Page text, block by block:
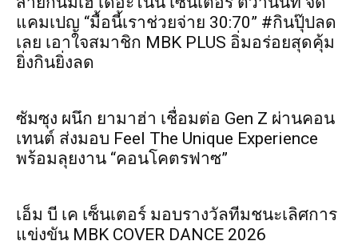
แคมเปญ “มื้อนี้เราช่วยจ่าย 30:70” #กินปุ๊ปลด
เลย เอาใจสมาชิก MBK PLUS อิ่มอร่อยสุดคุ้ม
ยิ่งกินยิ่งลด
ซัมซุง ผนึก ยามาฮ่า เชื่อมต่อ Gen Z ผ่านคอน
เทนต์ ส่งมอบ Feel The Unique Experience
พร้อมลุยงาน “คอนโคตรฟาซ”
เอ็ม บี เค เซ็นเตอร์ มอบรางวัลทีมชนะเลิศการ
แข่งขัน MBK COVER DANCE 2026